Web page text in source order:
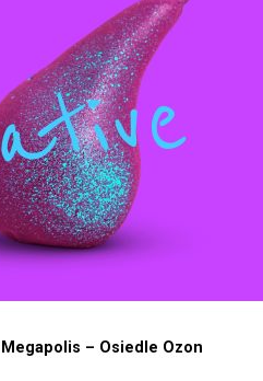
Megapolis – Osiedle Ozon